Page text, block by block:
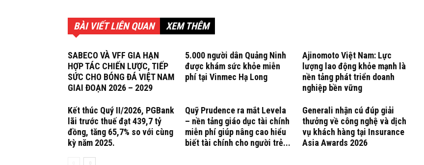
BÀI VIẾT LIÊN QUAN XEM THÊM
SABECO VÀ VFF GIA HẠN
HỢP TÁC CHIẾN LƯỢC, TIẾP
SỨC CHO BÓNG ĐÁ VIỆT NAM
GIAI ĐOẠN 2026 – 2029
5.000 người dân Quảng Ninh
được khám sức khỏe miễn
phí tại Vinmec Hạ Long
Ajinomoto Việt Nam: Lực
lượng lao động khỏe mạnh là
nền tảng phát triển doanh
nghiệp bền vững
Kết thúc Quý II/2026, PGBank
lãi trước thuế đạt 439,7 tỷ
đồng, tăng 65,7% so với cùng
kỳ năm 2025.
Quỹ Prudence ra mắt Levela
– nền tảng giáo dục tài chính
miễn phí giúp nâng cao hiểu
biết tài chính cho người trẻ...
Generali nhận cú đúp giải
thưởng về công nghệ và dịch
vụ khách hàng tại Insurance
Asia Awards 2026